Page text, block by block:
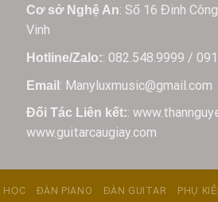
Cơ sở Nghệ An: Số 16 Đinh
Vinh
Hotline/Zalo:: 082.548.9999 /
Email : Manyluxmusic@gmail.com
Đối Tác Liên kết::
www.guitarcaugiay.com
HỌC ĐÀN PIANO ĐÀN GUITAR PHỤ